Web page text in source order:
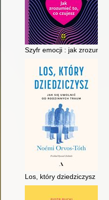
Szyfr emocji : jak
Los, który dziedziczysz :